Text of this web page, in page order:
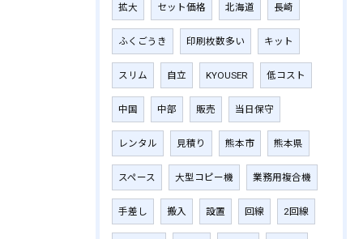
拡大 セット価格 北海道 長崎
ふくごうき 印刷枚数多い キット
スリム 自立 KYOUSER 低コスト
中国 中部 販売 当日保守
レンタル 見積り 熊本市 熊本県
スペース 大型コピー機 業務用複合機
手差し 搬入 設置 回線 2回線